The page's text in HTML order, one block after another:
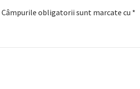
Câmpurile obligatorii sunt marcate cu *